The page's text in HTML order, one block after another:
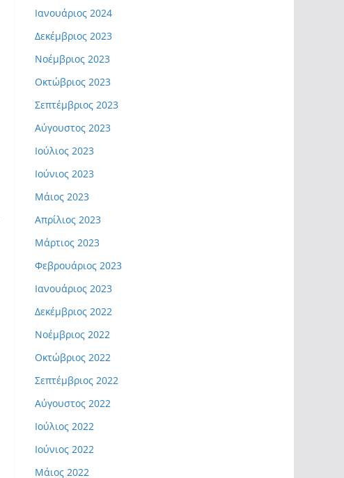
Ιανουάριος 2024
Δεκέμβριος 2023
Νοέμβριος 2023
Οκτώβριος 2023
Σεπτέμβριος 2023
Αύγουστος 2023
Ιούλιος 2023
Ιούνιος 2023
Μάιος 2023
Απρίλιος 2023
Μάρτιος 2023
Φεβρουάριος 2023
Ιανουάριος 2023
Δεκέμβριος 2022
Νοέμβριος 2022
Οκτώβριος 2022
Σεπτέμβριος 2022
Αύγουστος 2022
Ιούλιος 2022
Ιούνιος 2022
Μάιος 2022